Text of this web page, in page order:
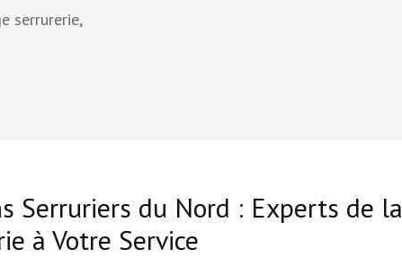
serrurerie,
Serruriers du Nord : Experts de la
à Votre Service